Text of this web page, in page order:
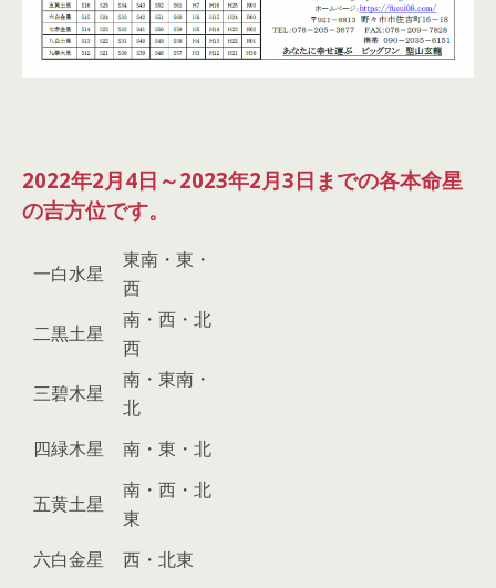
2022年2月4日～2023年2月3日までの各本命星
の吉方位です。
一白水星
東南・東・
西
二黒土星
南・西・北
西
三碧木星
南・東南・
北
四緑木星
南・東・北
五黄土星
南・西・北
東
六白金星
西・北東